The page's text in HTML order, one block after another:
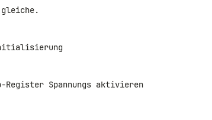
gleiche.
Initialisierung
Register Spannungs aktivieren